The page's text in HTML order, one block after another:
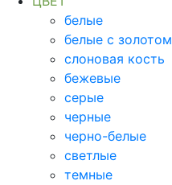
белые
белые с золотом
слоновая кость
бежевые
серые
черные
черно-белые
светлые
темные